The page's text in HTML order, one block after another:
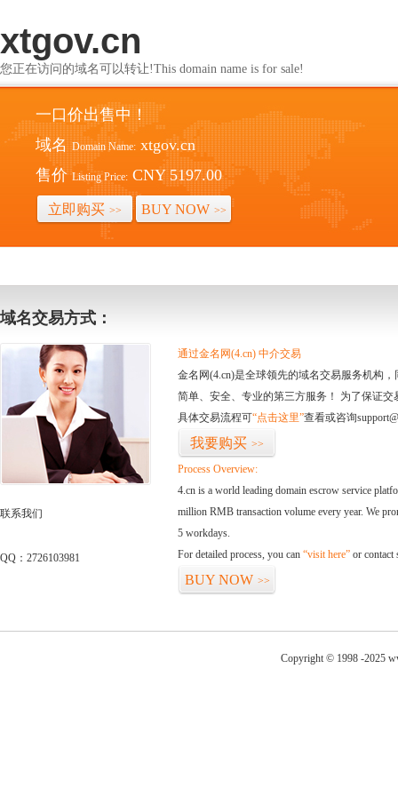
xtgov.cn
您正在访问的域名可以转让!This domain name is for sale!
一口价出售中！
域名 Domain Name: xtgov.cn
售价 Listing Price: CNY 5197.00
立即购买 >> BUY NOW >>
域名交易方式：
联系我们
QQ：2726103981
通过金名网(4.cn) 中介交易
金名网(4.cn)是全球领先的域名交易服务机构
简单、安全、专业的第三方服务！ 为了保证
具体交易流程可“点击这里”查看或咨询
我要购买 >>
Process Overview:
4.cn is a world leading domain escrow service
million RMB transaction volume every year. We
5 workdays.
For detailed process, you can “visit here” or contact
BUY NOW >>
Copyright © 1998 -2025